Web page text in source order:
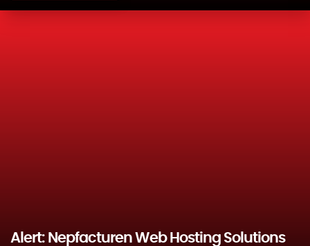
Alert: Nepfacturen Web Hosting Solutions